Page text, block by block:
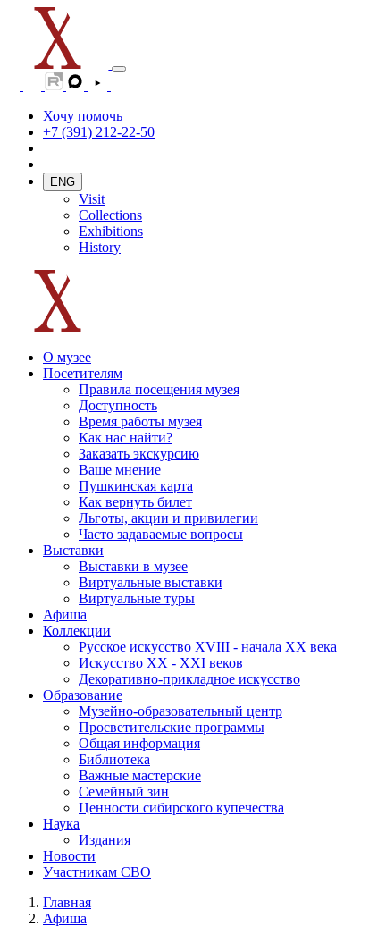
Хочу помочь
+7 (391) 212-22-50
ENG
Visit
Collections
Exhibitions
History
О музее
Посетителям
Правила посещения музея
Доступность
Время работы музея
Как нас найти?
Заказать экскурсию
Ваше мнение
Пушкинская карта
Как вернуть билет
Льготы, акции и привилегии
Часто задаваемые вопросы
Выставки
Выставки в музее
Виртуальные выставки
Виртуальные туры
Афиша
Коллекции
Русское искусство ХVIII - начала ХХ века
Искусство ХХ - ХХI веков
Декоративно-прикладное искусство
Образование
Музейно-образовательный центр
Просветительские программы
Общая информация
Библиотека
Важные мастерские
Семейный зин
Ценности сибирского купечества
Наука
Издания
Новости
Участникам СВО
Главная
Афиша